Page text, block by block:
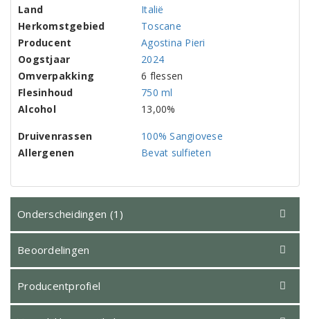
Land
Italië
Herkomstgebied
Toscane
Producent
Agostina Pieri
Oogstjaar
2024
Omverpakking
6 flessen
Flesinhoud
750 ml
Alcohol
13,00%
Druivenrassen
100% Sangiovese
Allergenen
Bevat sulfieten
Onderscheidingen (1)
Beoordelingen
Producentprofiel